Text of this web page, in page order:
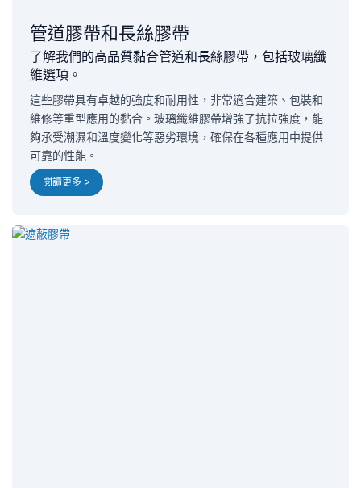
管道膠帶和長絲膠帶
了解我們的高品質黏合管道和長絲膠帶，包括玻璃纖
維選項。
這些膠帶具有卓越的強度和耐用性，非常適合建築、包裝和
維修等重型應用的黏合。玻璃纖維膠帶增強了抗拉強度，能
夠承受潮濕和溫度變化等惡劣環境，確保在各種應用中提供
可靠的性能。
閱讀更多 >